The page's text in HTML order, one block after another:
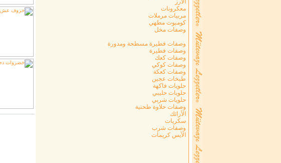
الأرز
معكرونات
مربيات مرملات
كومبوت مطهي
وصفات مخل
وصفات فطيرة مسطحة ومدورة
وصفات فطيرة
وصفات كعك
وصفات كوكي
وصفات كعكة
طبخات عجين
حلويات فاكهة
حلويات حليبي
حلويات شربي
وصفات حلاوة طحنية
الأرائك
سكريات
وصفات شرب
الآيس كريمات